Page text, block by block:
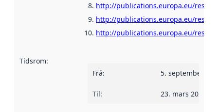
http://publications.europa.eu/
http://publications.europa.eu/
http://publications.europa.eu/
Tidsrom:
Frå: 5. september
Til: 23. mars 2023